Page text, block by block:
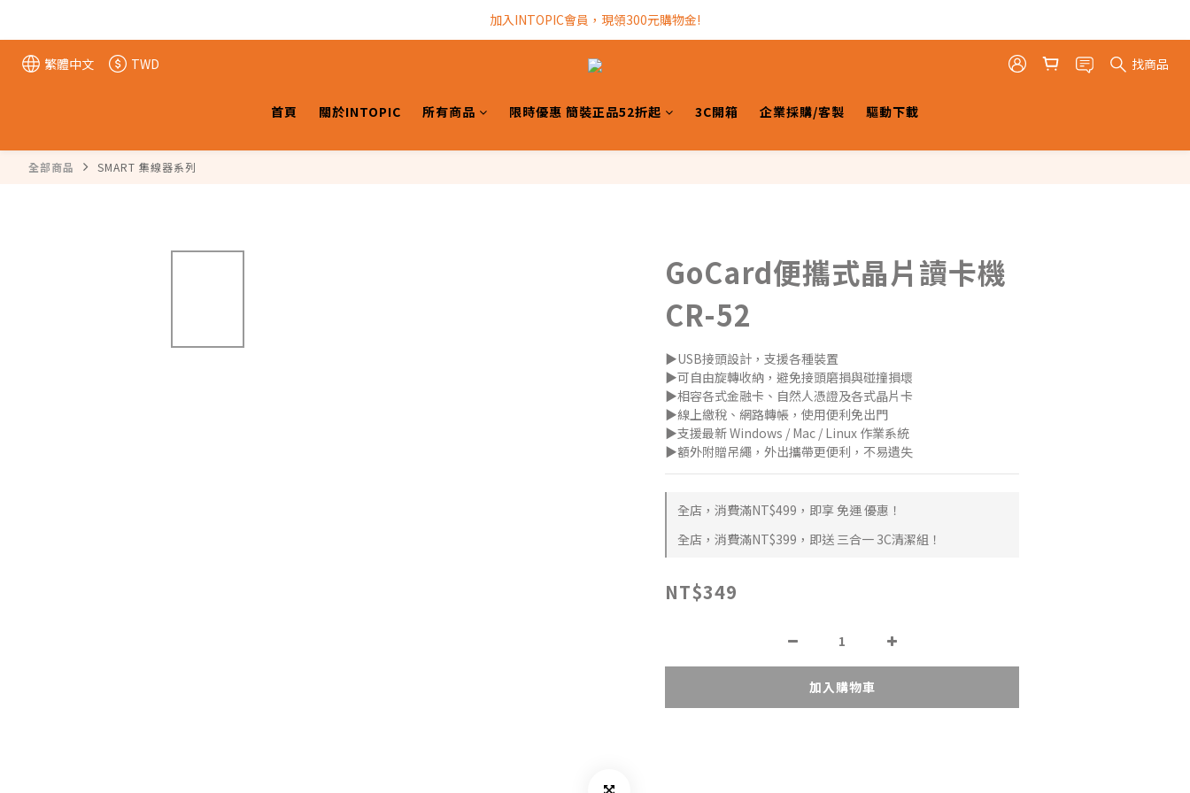
加入INTOPIC會員，現領300元購物金!
全館滿$499免運費!
繁體中文 TWD 找商品
首頁 關於INTOPIC 所有商品 限時優惠 簡裝正品52折起 3C開箱 企業採購/客製 驅動下載
全部商品 SMART 集線器系列
GoCard便攜式晶片讀卡機
CR-52
▶USB接頭設計，支援各種裝置
▶可自由旋轉收納，避免接頭磨損與碰撞損壞
▶相容各式金融卡、自然人憑證及各式晶片卡
▶線上繳稅、網路轉帳，使用便利免出門
▶支援最新 Windows / Mac / Linux 作業系統
▶額外附贈吊繩，外出攜帶更便利，不易遺失
全店，消費滿NT$499，即享 免運 優惠！
全店，消費滿NT$399，即送 三合一 3C清潔組！
NT$349
加入購物車